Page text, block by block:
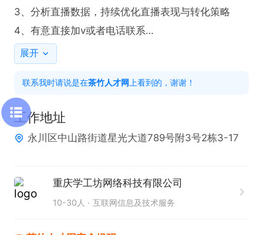
3、分析直播数据，持续优化直播表现与转化策略
4、有意直接加v或者电话联系
抖音/快手/视频号等任一平台有半年以上直播带货/直
播下粉经验（教育类下粉/大健康带货经验优先；无任
何经验勿扰）
展开
联系我时请说是在茶竹人才网 上看到的，谢谢！
工作地址
永川区中山路街道星光大道789号附3号2栋3-17
重庆学工坊网络科技有限公司
10-30人 互联网信息及技术服务